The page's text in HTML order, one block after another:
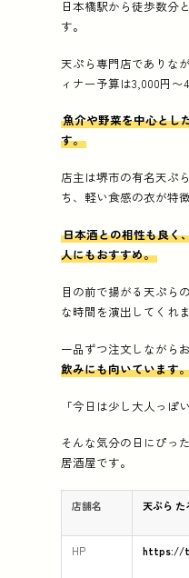
日本橋駅から徒歩数分
す。
天ぷら専門店でありな
ィナー予算は3,000円〜
魚介や野菜を中心とし
す。
店主は堺市の有名天ぷ
ち、軽い食感の衣が特徴
日本酒との相性も良く
人にもおすすめ。
目の前で揚がる天ぷら
な時間を演出してくれま
一品ずつ注文しながら
飲みにも向いています
「今日は少し大人っぽ
そんな気分の日にぴっ
居酒屋です。
店舗名 天ぷら た
HP https://